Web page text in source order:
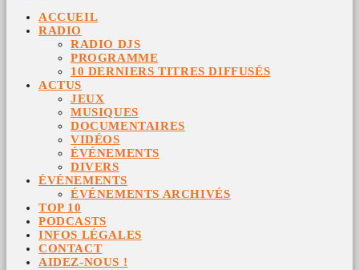
ACCUEIL
RADIO
RADIO DJS
PROGRAMME
10 DERNIERS TITRES DIFFUSÉS
ACTUS
JEUX
MUSIQUES
DOCUMENTAIRES
VIDÉOS
ÉVÉNEMENTS
DIVERS
ÉVÉNEMENTS
ÉVÉNEMENTS ARCHIVÉS
TOP 10
PODCASTS
INFOS LÉGALES
CONTACT
AIDEZ-NOUS !